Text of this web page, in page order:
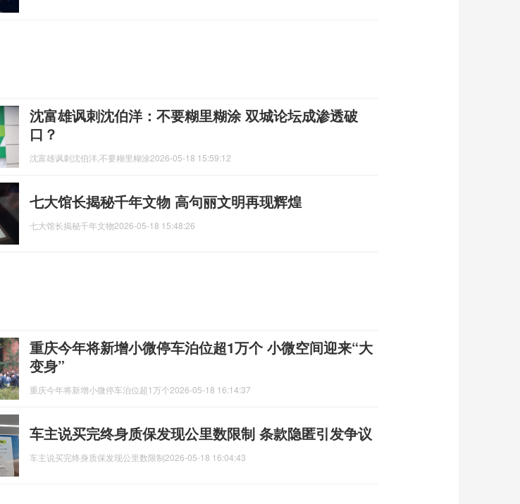
沈富雄讽刺沈伯洋：不要糊里糊涂 双城论坛成渗透破
口？
沈富雄讽刺沈伯洋,不要糊里糊涂2026-05-18 15:59:12
七大馆长揭秘千年文物 高句丽文明再现辉煌
七大馆长揭秘千年文物2026-05-18 15:48:26
重庆今年将新增小微停车泊位超1万个 小微空间迎来“大
变身”
重庆今年将新增小微停车泊位超1万个2026-05-18 16:14:37
车主说买完终身质保发现公里数限制 条款隐匿引发争议
车主说买完终身质保发现公里数限制2026-05-18 16:04:43